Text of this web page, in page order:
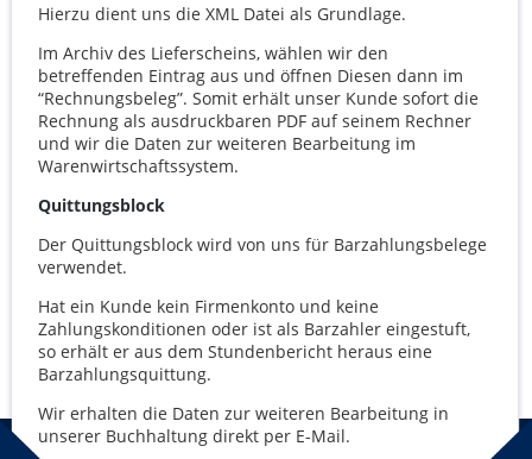
Hierzu dient uns dieXML Datei als Grundlage.
Im Archiv des Lieferscheins, wählen wir den
betreffenden Eintrag aus und öffnen Diesen dann im
“Rechnungsbeleg”. Somit erhält unser Kunde sofort die
Rechnung als ausdruckbaren PDF auf seinem Rechner
und wir die Daten zur weiteren Bearbeitung im
Warenwirtschaftssystem.
Quittungsblock
Der Quittungsblock wird von uns für Barzahlungsbelege
verwendet.
Hat ein Kunde kein Firmenkonto und keine
Zahlungskonditionen oder ist als Barzahler eingestuft,
so erhält er aus dem Stundenbericht heraus eine
Barzahlungsquittung.
Wir erhalten die Daten zur weiteren Bearbeitung in
unserer Buchhaltung direkt per E-Mail.